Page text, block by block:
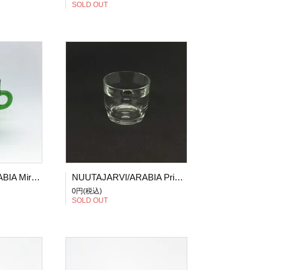
SOLD OUT
NUUTAJARVI/ARABIA Miranda/ミランダ クリーマー グリーン NUUTAJARVI/ARABIA Prisma/プリズマ グラス
0円(税込)
SOLD OUT